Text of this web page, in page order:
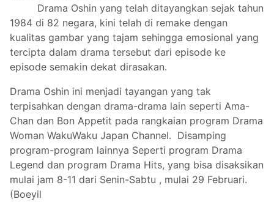
Drama Oshin yang telah ditayangkan sejak tahun
1984 di 82 negara, kini telah di remake dengan
kualitas gambar yang tajam sehingga emosional yang
tercipta dalam drama tersebut dari episode ke
episode semakin dekat dirasakan.
Drama Oshin ini menjadi tayangan yang tak
terpisahkan dengan drama-drama lain seperti Ama-
Chan dan Bon Appetit pada rangkaian program Drama
Woman WakuWaku Japan Channel. Disamping
program-program lainnya Seperti program Drama
Legend dan program Drama Hits, yang bisa disaksikan
mulai jam 8-11 dari Senin-Sabtu , mulai 29 Februari.
(Boeyil